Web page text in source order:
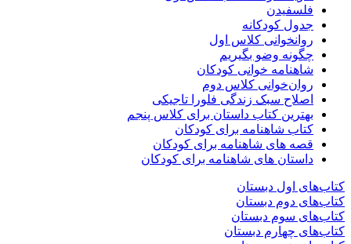
فلسفیدن
جدول کودکانه
روانخوانی کلاس اول
چگونه وضو بگیریم
شاهنامه خوانی کودکان
روان‌خوانی کلاس دوم
اصلاح سبک زندگی فلورا تاجیکی
بهترین کتاب داستان برای کلاس پنجم
کتاب شاهنامه برای کودکان
قصه های شاهنامه برای کودکان
داستان های شاهنامه برای کودکان
کتاب‌های اول دبستان
کتاب‌های دوم دبستان
کتاب‌های سوم دبستان
کتاب‌های چهارم دبستان